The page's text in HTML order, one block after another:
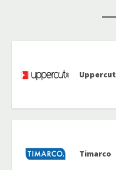
Uppercut
Timarco